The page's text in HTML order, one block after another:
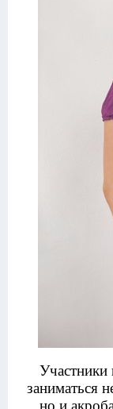
Участники
заниматься
но и